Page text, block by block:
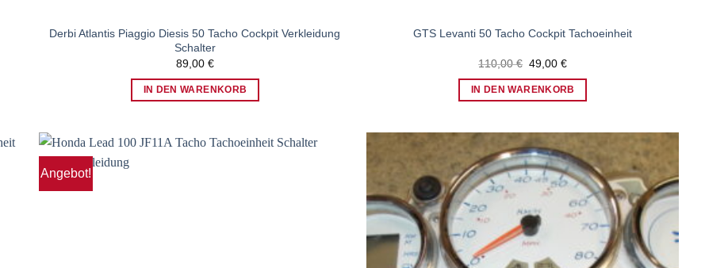
Derbi Atlantis Piaggio Diesis 50 Tacho Cockpit Verkleidung
Schalter
89,00 €
IN DEN WARENKORB
GTS Levanti 50 Tacho Cockpit Tachoeinheit
110,00€ Ursprünglicher
war:
110,00 €
49,00€Aktueller
ist:
49,00 €.
IN DEN WARENKORB
Angebot!
Zum
Wunschzettel
hinzufügen